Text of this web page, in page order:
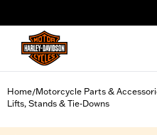
Home/Motorcycle Parts &
Lifts, Stands & Tie-Downs